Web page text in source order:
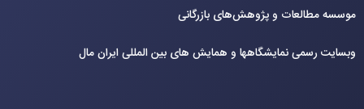
موسسه مطالعات و پژوهش‌های بازرگانی
وبسایت رسمی نمایشگاهها و همایش های بین‌ المللی ایران مال